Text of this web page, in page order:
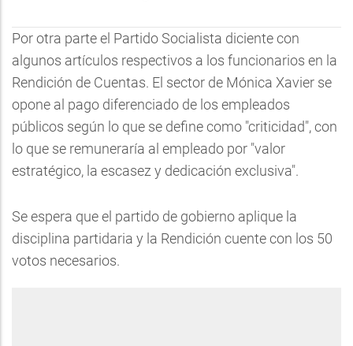
Por otra parte el Partido Socialista diciente con
algunos artículos respectivos a los funcionarios en la
Rendición de Cuentas. El sector de Mónica Xavier se
opone al pago diferenciado de los empleados
públicos según lo que se define como "criticidad", con
lo que se remuneraría al empleado por "valor
estratégico, la escasez y dedicación exclusiva".
Se espera que el partido de gobierno aplique la
disciplina partidaria y la Rendición cuente con los 50
votos necesarios.